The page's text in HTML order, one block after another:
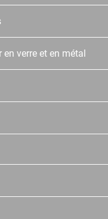
en verre et en métal